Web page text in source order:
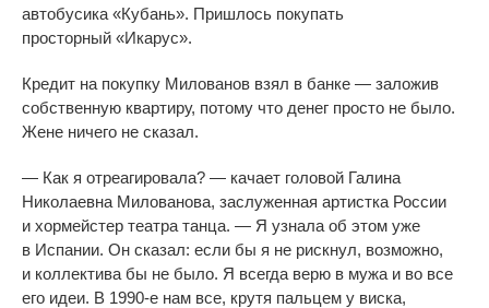
автобусика «Кубань». Пришлось покупать
просторный «Икарус».
Кредит на покупку Милованов взял в банке — заложив
собственную квартиру, потому что денег просто не было.
Жене ничего не сказал.
— Как я отреагировала? — качает головой Галина
Николаевна Милованова, заслуженная артистка России
и хормейстер театра танца. — Я узнала об этом уже
в Испании. Он сказал: если бы я не рискнул, возможно,
и коллектива бы не было. Я всегда верю в мужа и во все
его идеи. В 1990-е нам все, крутя пальцем у виска,